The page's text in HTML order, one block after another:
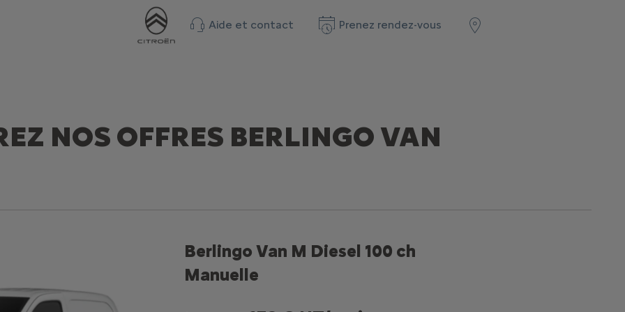
Aide et contact Prenez rendez-vous
NOS OFFRES BERLINGO VAN
Berlingo Van M Diesel 100 ch
Manuelle